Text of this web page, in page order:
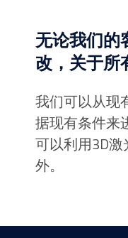
无论我们的
改，关于所
我们可以从现
据现有条件来
可以利用3D
外。